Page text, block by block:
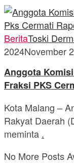
BeritaToski
2024November
Anggota
Fraksi PKS
Kota Malang –
Rakyat Daerah
meminta .
No More Posts